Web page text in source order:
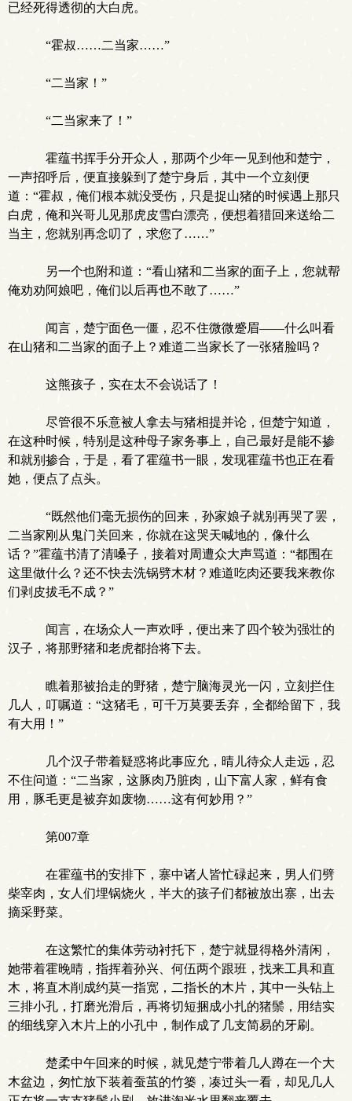
已经死得透彻的大白虎。
“霍叔……二当家……”
“二当家！”
“二当家来了！”
霍蕴书挥手分开众人，那两个少年一见到他和楚宁，
一声招呼后，便直接躲到了楚宁身后，其中一个立刻便
道：“霍叔，俺们根本就没受伤，只是捉山猪的时候遇上那只
白虎，俺和兴哥儿见那虎皮雪白漂亮，便想着猎回来送给二
当主，您就别再念叨了，求您了……”
另一个也附和道：“看山猪和二当家的面子上，您就帮
俺劝劝阿娘吧，俺们以后再也不敢了……”
闻言，楚宁面色一僵，忍不住微微蹙眉——什么叫看
在山猪和二当家的面子上？难道二当家长了一张猪脸吗？
这熊孩子，实在太不会说话了！
尽管很不乐意被人拿去与猪相提并论，但楚宁知道，
在这种时候，特别是这种母子家务事上，自己最好是能不掺
和就别掺合，于是，看了霍蕴书一眼，发现霍蕴书也正在看
她，便点了点头。
“既然他们毫无损伤的回来，孙家娘子就别再哭了罢，
二当家刚从鬼门关回来，你就在这哭天喊地的，像什么
话？”霍蕴书清了清嗓子，接着对周遭众大声骂道：“都围在
这里做什么？还不快去洗锅劈木材？难道吃肉还要我来教你
们剥皮拔毛不成？”
闻言，在场众人一声欢呼，便出来了四个较为强壮的
汉子，将那野猪和老虎都抬将下去。
瞧着那被抬走的野猪，楚宁脑海灵光一闪，立刻拦住
几人，叮嘱道：“这猪毛，可千万莫要丢弃，全都给留下，我
有大用！”
几个汉子带着疑惑将此事应允，晴儿待众人走远，忍
不住问道：“二当家，这豚肉乃脏肉，山下富人家，鲜有食
用，豚毛更是被弃如废物……这有何妙用？”
第007章
在霍蕴书的安排下，寨中诸人皆忙碌起来，男人们劈
柴宰肉，女人们埋锅烧火，半大的孩子们都被放出寨，出去
摘采野菜。
在这繁忙的集体劳动衬托下，楚宁就显得格外清闲，
她带着霍晚晴，指挥着孙兴、何伍两个跟班，找来工具和直
木，将直木削成约莫一指宽，二指长的木片，其中一头钻上
三排小孔，打磨光滑后，再将切短捆成小扎的猪鬃，用结实
的细线穿入木片上的小孔中，制作成了几支简易的牙刷。
楚柔中午回来的时候，就见楚宁带着几人蹲在一个大
木盆边，匆忙放下装着蚕茧的竹篓，凑过头一看，却见几人